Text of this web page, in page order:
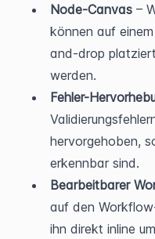
Node-Canvas –
können auf
and-drop
werden.
Fehler-
hervorgehoben,
erkennbar sind.
Bearbeitbarer
auf den
ihn direkt inline